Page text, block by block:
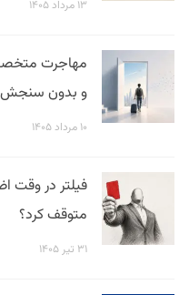
۱۳ مرداد ۱۴۰۵
مهاجرت
و بدون سنجش
۱۰ مرداد ۱۴۰۵
متوقف کرد؟
۳۱ تیر ۱۴۰۵